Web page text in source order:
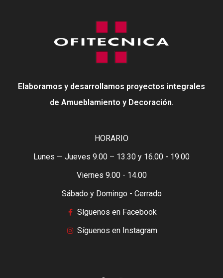
Elaboramos y desarrollamos proyectos integrales
de Amueblamiento y Decoración.
HORARIO
Lunes — Jueves 9.00 – 13.30 y 16.00 - 19.00
Viernes 9.00 - 14.00
Sábado y Domingo - Cerrado
Síguenos en Facebook
Síguenos en Instagram